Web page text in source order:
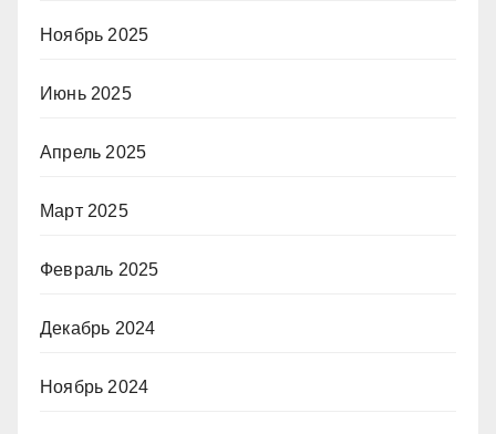
Ноябрь 2025
Июнь 2025
Апрель 2025
Март 2025
Февраль 2025
Декабрь 2024
Ноябрь 2024